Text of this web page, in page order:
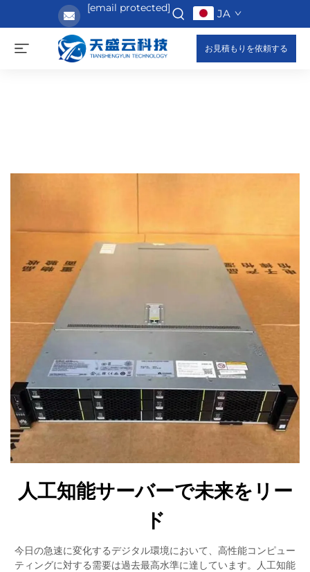
[email protected] JA
お見積もりを依頼する
人工知能サーバーで未来をリー
ド
今日の急速に変化するデジタル環境において、高性能コンピュー
ティングに対する需要は過去最高水準に達しています。人工知能